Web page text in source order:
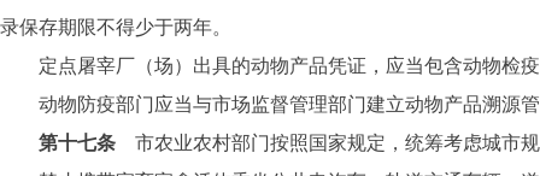
录保存期限不得少于两年。
定点屠宰厂（场）出具的动物产品凭证，应当包含动物检
动物防疫部门应当与市场监督管理部门建立动物产品溯源
第十七条 市农业农村部门按照国家规定，统筹考虑城市